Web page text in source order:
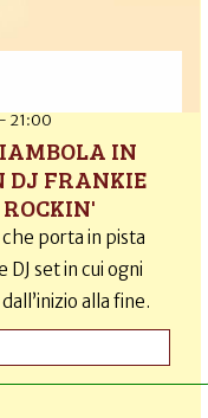
21:00
IN
DJ FRANKIE
porta in pista
DJ set in cui ogni
alla fine.